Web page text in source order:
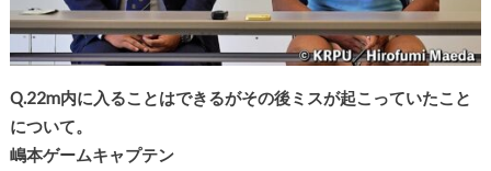
Q.22m内に入ることはできるがその後ミスが起こっていたこと
について。
嶋本ゲームキャプテン